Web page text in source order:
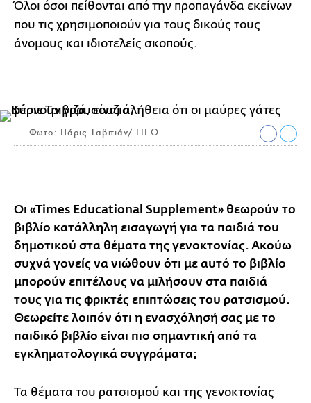
Όλοι όσοι πείθονται από την προπαγάνδα εκείνων
που τις χρησιμοποιούν για τους δικούς τους
άνομους και ιδιοτελείς σκοπούς.
Φωτο: Πάρις Ταβιτιάν/ LIFO
Οι «Times Educational Supplement» θεωρούν το
βιβλίο κατάλληλη εισαγωγή για τα παιδιά του
δημοτικού στα θέματα της γενοκτονίας. Ακούω
συχνά γονείς να νιώθουν ότι με αυτό το βιβλίο
μπορούν επιτέλους να μιλήσουν στα παιδιά
τους για τις φρικτές επιπτώσεις του ρατσισμού.
Θεωρείτε λοιπόν ότι η ενασχόλησή σας με το
παιδικό βιβλίο είναι πιο σημαντική από τα
εγκληματολογικά συγγράματα;
Τα θέματα του ρατσισμού και της γενοκτονίας